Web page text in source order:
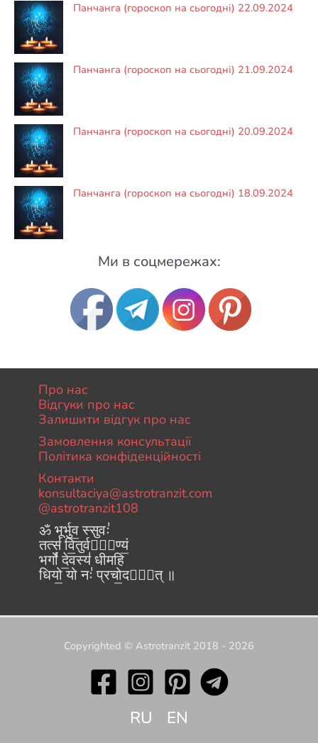
Панчанга (гороскоп на сьогодні) 22.09.2024
Панчанга (гороскоп на сьогодні) 21.09.2024
Панчанга (гороскоп на сьогодні) 20.09.2024
Панчанга (гороскоп на сьогодні) 18.09.2024
Ми в соцмережах:
Про нас
Відгуки про нас
Залишити відгук про нас
Замовлення консультації
Політика конфіденційності
Контакти
konsultaciya@astrotranzit.com
@astrotranzit108
ॐ भूर्भुव॒ स्सुवः॑
तत्स॑ वि॒तुर्वरे᳚ण्यं॒
भर्गो॑ दे॒वस्य॑ धीमहि
धियो॒ यो नः॑ प्रचो॒दया᳚त् ॥
Copyrighted © Astrotranzit 2018 - 2026
RU EN